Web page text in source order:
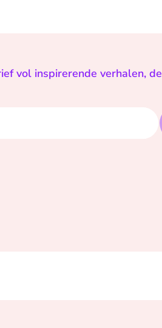
vol inspirerende verhalen, de